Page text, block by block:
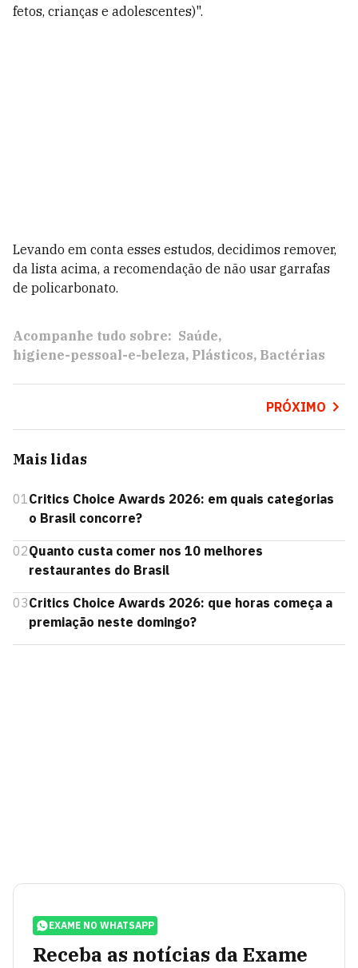
fetos, crianças e adolescentes)".
Levando em conta esses estudos, decidimos remover,
da lista acima, a recomendação de não usar garrafas
de policarbonato.
Acompanhe tudo sobre: Saúde
higiene-pessoal-e-beleza Plásticos Bactérias
PRÓXIMO
Mais lidas
01Critics Choice Awards 2026: em quais categorias
o Brasil concorre?
02Quanto custa comer nos 10 melhores
restaurantes do Brasil
03Critics Choice Awards 2026: que horas começa a
premiação neste domingo?
EXAME NO WHATSAPP
Receba as notícias da Exame